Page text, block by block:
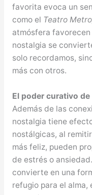
favorita evoca un
como el Teatro
atmósfera
nostalgia se
solo recordamos,
más con otros.
El poder curativo
Además de las
nostalgia tiene
nostálgicas, al
más feliz, pueden
de estrés o
convierte en una
refugio para el alma,